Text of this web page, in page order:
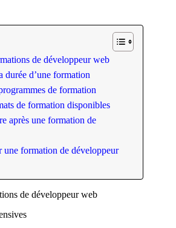
de développeur web
durée d’une formation
de formation
de formation disponibles
après une formation de
une formation de développeur
de développeur web